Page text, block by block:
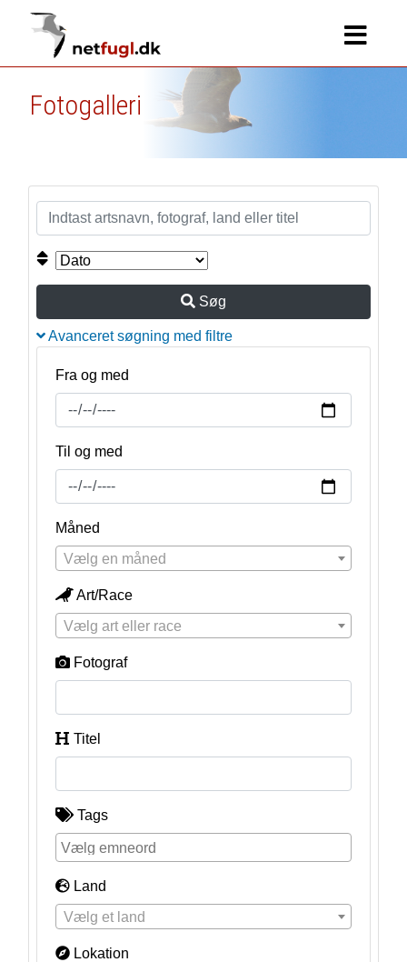
Fotogalleri
Søg
Avanceret søgning med filtre
Fra og med
Til og med
Måned
Vælg en måned
Art/Race
Vælg art eller race
Fotograf
Titel
Tags
Land
Vælg et land
Lokation